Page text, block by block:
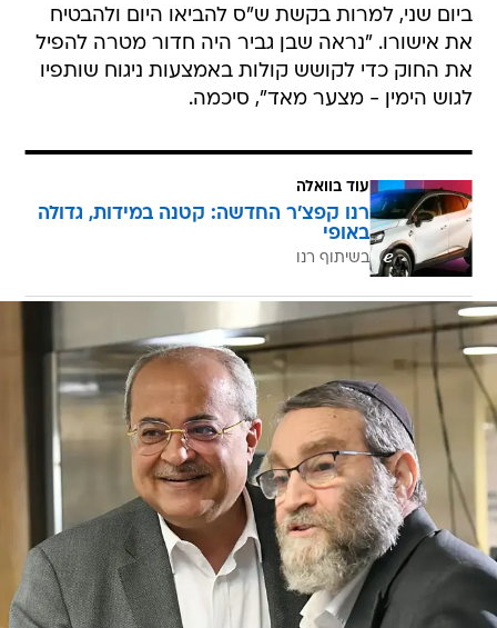
ביום שני, למרות בקשת ש"ס להביאו היום ולהבטיח
את אישורו. "נראה שבן גביר היה חדור מטרה להפיל
את החוק כדי לקושש קולות באמצעות ניגוח שותפיו
לגוש הימין - מצער מאד", סיכמה.
עוד בוואלה
רנו קפצ'ר החדשה: קטנה במידות, גדולה
באופי
בשיתוף רנו